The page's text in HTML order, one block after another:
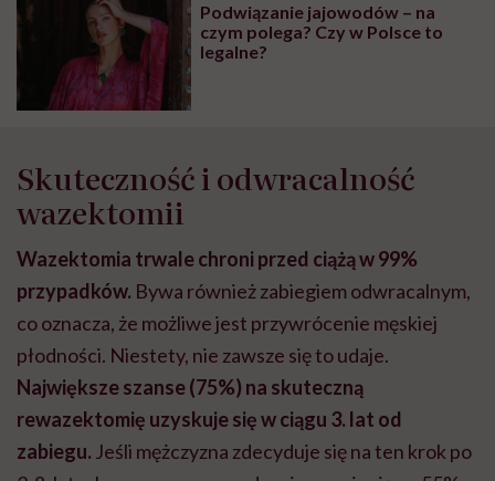
Podwiązanie jajowodów – na
czym polega? Czy w Polsce to
legalne?
Skuteczność i odwracalność
wazektomii
Wazektomia trwale chroni przed ciążą w 99%
przypadków. Bywa również zabiegiem odwracalnym,
co oznacza, że możliwe jest przywrócenie męskiej
płodności. Niestety, nie zawsze się to udaje.
Największe szanse (75%) na skuteczną
rewazektomię uzyskuje się w ciągu 3. lat od
zabiegu. Jeśli mężczyzna zdecyduje się na ten krok po